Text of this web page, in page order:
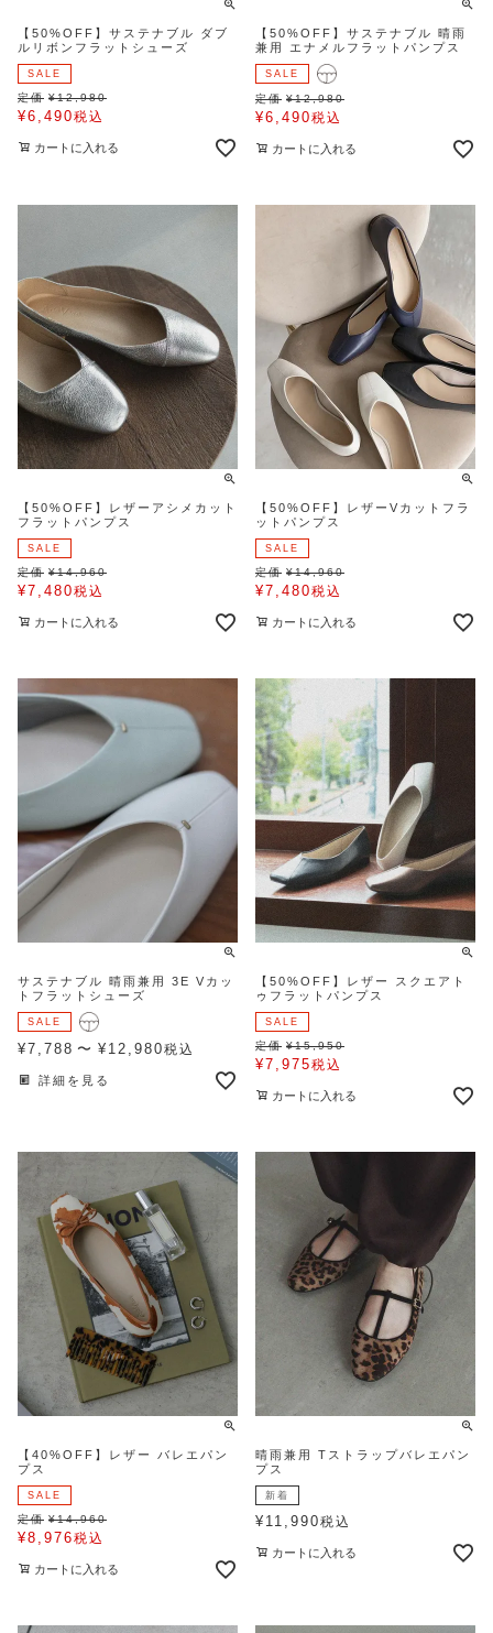
【50%OFF】サステナブル ダブ
ルリボンフラットシューズ
SALE
定価 ¥12,980
¥6,490税込
カートに入れる
【50%OFF】サステナブル 晴雨
兼用 エナメルフラットパンプス
SALE
定価 ¥12,980
¥6,490税込
カートに入れる
【50%OFF】レザーアシメカット
フラットパンプス
SALE
定価 ¥14,960
¥7,480税込
カートに入れる
【50%OFF】レザーVカットフラ
ットパンプス
SALE
定価 ¥14,960
¥7,480税込
カートに入れる
サステナブル 晴雨兼用 3E Vカッ
トフラットシューズ
SALE
¥7,788 〜 ¥ 12,980税込
詳細を見る
【50%OFF】レザー スクエアト
ゥフラットパンプス
SALE
定価 ¥15,950
¥7,975税込
カートに入れる
【40%OFF】レザー バレエパン
プス
SALE
定価 ¥14,960
¥8,976税込
カートに入れる
晴雨兼用 Tストラップバレエパン
プス
新着
¥ 11,990税込
カートに入れる